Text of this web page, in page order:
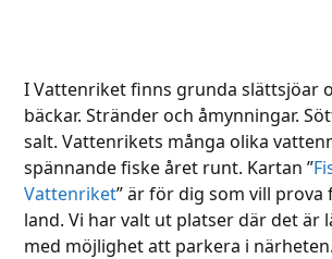
I Vattenriket finns grunda slättsjöar
bäckar. Stränder och åmynningar.
salt. Vattenrikets många olika
spännande fiske året runt. Kartan ”
Vattenriket” är för dig som vill prova
land. Vi har valt ut platser där det är
med möjlighet att parkera i närheten.